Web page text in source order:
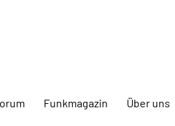
Funkmagazin Über uns